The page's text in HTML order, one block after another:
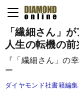
「繊細さん」
人生の転機の前
『「繊細さん」の
ー
ダイヤモンド社書籍編